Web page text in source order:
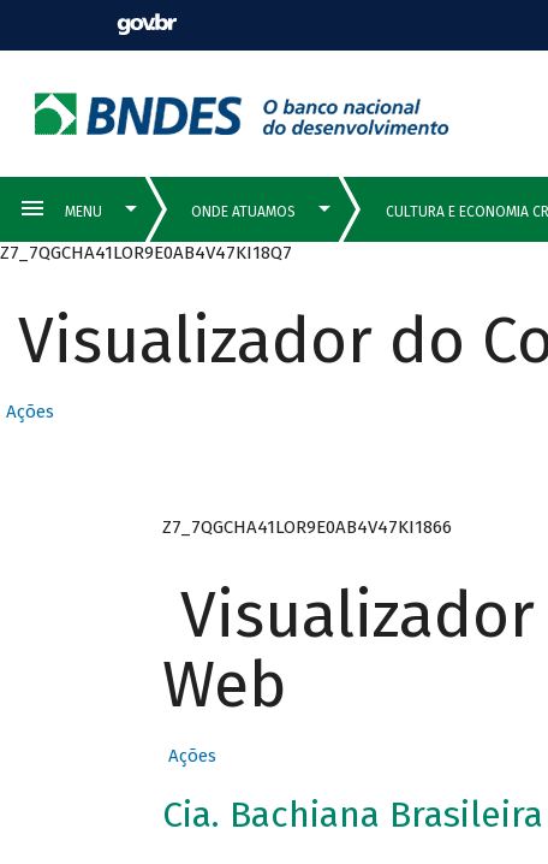
Z7_7QGCHA41LOR9E0AB4V47KI18Q7
Visualizador do
Ações
Z7_7QGCHA41LOR9E0AB4V47KI1866
Web
Ações
Cia. Bachiana